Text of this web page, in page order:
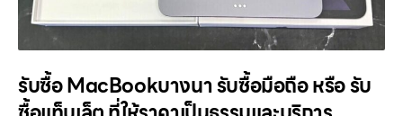
รับซื้อ MacBookบางนา รับซื้อมือถือ หรือ รับ